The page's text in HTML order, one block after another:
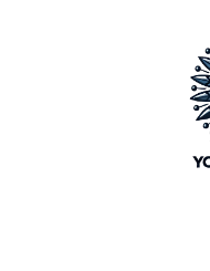
שלך